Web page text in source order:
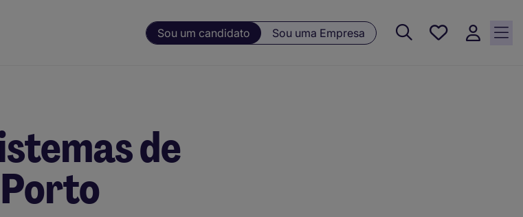
Sou um candidato Sou uma Empresa
Guardar, 0
de